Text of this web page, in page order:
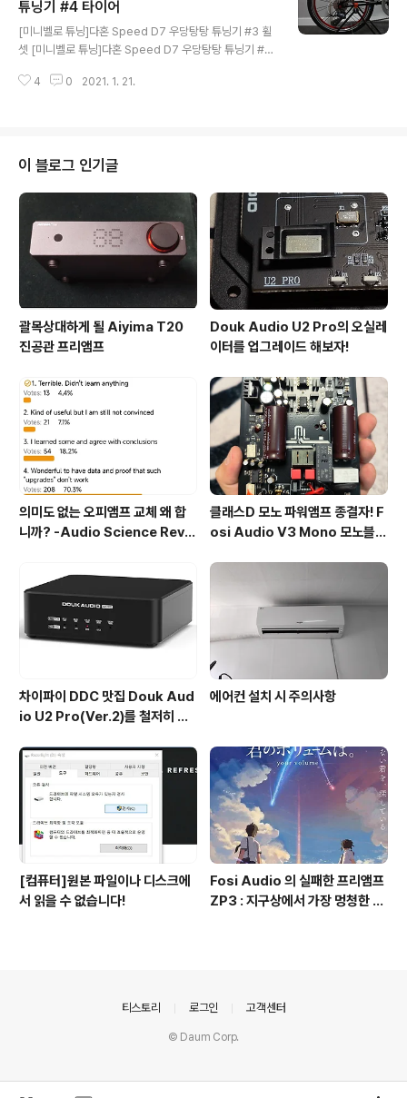
새 드레일러랑 체인까지 장착이 끝났지? 하나씩 썰을 풀어
보겠겠다만~ 아시는 분들은 문제가 있다는 것을 알것이다.
그리고 전편을 봤던 사람이라면 알 수 있을텐데.... 사진의
드레일러는 클라리스 2400 GS로 롱케이지 사양이다. 이
제품을 20인치 미니벨로에 ..
튜닝기 #4 타이어
[미니벨로 튜닝]다혼 Speed D7 우당탕탕 튜닝기 #3 휠
셋 [미니벨로 튜닝]다혼 Speed D7 우당탕탕 튜닝기 #2
기 #1 0. Prologue 내 자전거는 Dahon Speed D7 20
을 교체하려면 아예 휠셋을 교체해야 한다는 교훈을 얻었
다. 오늘은 휠에 타이어도 달아보자. 1. 타이어 재활용 로드
자전거 탄다고 주름 좀 잡았던 내 친구의 조언대로라면 나
는 기존의 타이어를 재활용 했어야 했다. 기존 다혼 Spee
d D7에 달려있던 기본 타..
4 0 2021. 1. 21.
이 블로그 인기글
괄목상대하게 될 Aiyima T20
진공관 프리앰프
Douk Audio U2 Pro의 오실레
이터를 업그레이드 해보자!
의미도 없는 오피앰프 교체 왜 합
니까? -Audio Science Revie
클래스D 모노 파워앰프 종결자! F
osi Audio V3 Mono 모노블럭
차이파이 DDC 맛집 Douk Aud
io U2 Pro(Ver.2)를 철저히 파
에어컨 설치 시 주의사항
[컴퓨터]원본 파일이나 디스크에
서 읽을 수 없습니다!
Fosi Audio 의 실패한 프리앰프
ZP3 : 지구상에서 가장 멍청한 놈
티스토리 로그인 고객센터
© Daum Corp.